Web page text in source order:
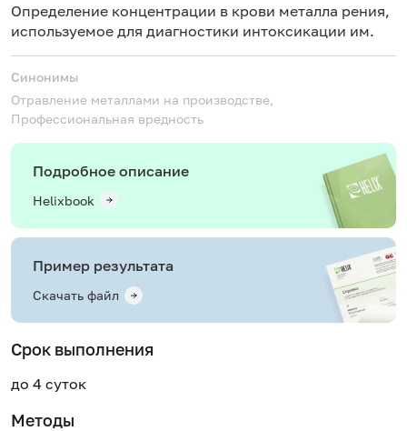
Определение концентрации в крови металла рения,
используемое для диагностики интоксикации им.
Синонимы
Отравление металлами на производстве,
Профессиональная вредность
Подробное описание
Helixbook
Пример результата
Скачать файл
Срок выполнения
до 4 суток
Методы